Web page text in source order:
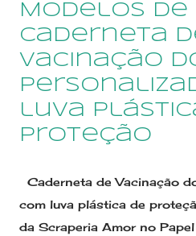
criativo? Escolha o tema e
cores de sua preferência.
também o kit cont...
Modelos de
Caderneta
Vacinação
luva
proteção
Caderneta de Vacinação
com luva plástica de
da Scraperia Amor no